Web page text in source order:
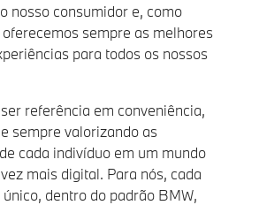
nosso consumidor e, como
sempre as melhores
para todos os nossos
referência em conveniência,
sempre valorizando as
cada indivíduo em um mundo
mais digital. Para nós, cada
dentro do padrão BMW,